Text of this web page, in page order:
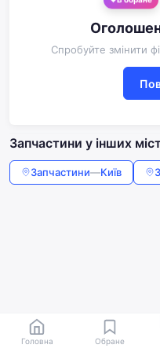
Спробуйте змінити
Запчастини у інших
Запчастини—Київ
Головна Обране